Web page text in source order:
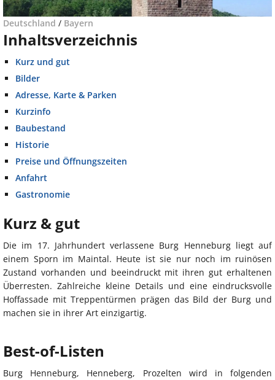
Deutschland / Bayern
Inhaltsverzeichnis
Kurz und gut
Bilder
Adresse, Karte & Parken
Kurzinfo
Baubestand
Historie
Preise und Öffnungszeiten
Anfahrt
Gastronomie
Kurz & gut
Die im 17. Jahrhundert verlassene Burg Henneburg liegt auf
einem Sporn im Maintal. Heute ist sie nur noch im ruinösen
Zustand vorhanden und beeindruckt mit ihren gut erhaltenen
Überresten. Zahlreiche kleine Details und eine eindrucksvolle
Hoffassade mit Treppentürmen prägen das Bild der Burg und
machen sie in ihrer Art einzigartig.
Best-of-Listen
Burg Henneburg, Henneberg, Prozelten wird in folgenden